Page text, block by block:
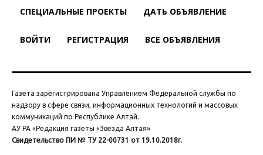
СПЕЦИАЛЬНЫЕ ПРОЕКТЫ ДАТЬ ОБЪЯВЛЕНИЕ
ВОЙТИ РЕГИСТРАЦИЯ ВСЕ ОБЪЯВЛЕНИЯ
Газета зарегистрирована Управлением Федеральной службы по
надзору в сфере связи, информационных технологий и массовых
коммуникаций по Республике Алтай.
АУ РА «Редакция газеты «Звезда Алтая»
Свидетельство ПИ № ТУ 22-00731 от 19.10.2018г.